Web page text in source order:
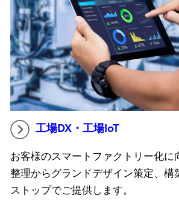
工場DX・工場IoT
お客様のスマートファクトリー化に
整理からグランドデザイン策定、構
ストップでご提供します。